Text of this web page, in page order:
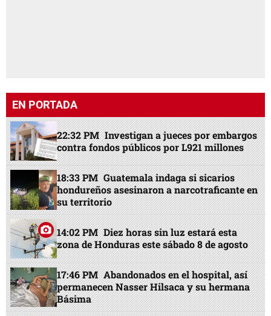
EN PORTADA
22:32 PM Investigan a jueces por embargos
contra fondos públicos por L921 millones
18:33 PM Guatemala indaga si sicarios
hondureños asesinaron a narcotraficante en
su territorio
14:02 PM Diez horas sin luz estará esta
zona de Honduras este sábado 8 de agosto
17:46 PM Abandonados en el hospital, así
permanecen Nasser Hilsaca y su hermana
Básima